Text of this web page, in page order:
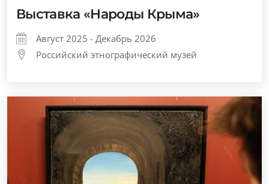
Выставка «Народы Крыма»
Август 2025 - Декабрь 2026
Российский этнографический музей